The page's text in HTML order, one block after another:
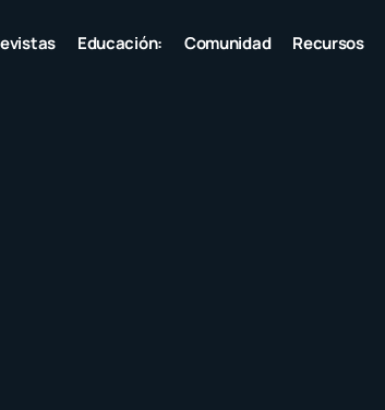
Educación: Comunidad Recursos